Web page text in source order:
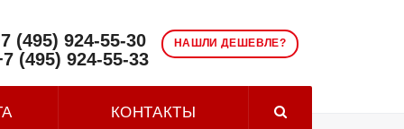
НАШЛИ ДЕШЕВЛЕ?
(495) 924-55-30
(495) 924-55-33
КОНТАКТЫ